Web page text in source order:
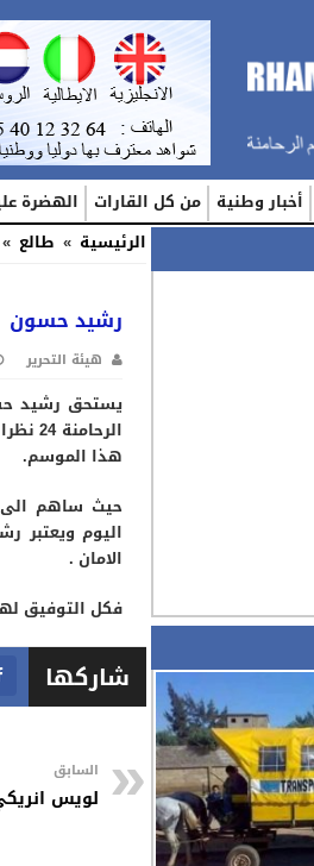
أخبار وطنية من كل القارات الهضرة
الرئيسية » طالع »
رشيد حسون
هيئة التحرير
يستحق رشيد
هذا الموسم.
حيث ساهم الى
اليوم ويعتبر
الامان .
فكل التوفيق
شاركها
السابق
لويس